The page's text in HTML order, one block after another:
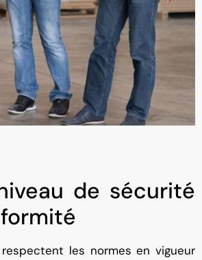
de sécurité
les normes en vigueur